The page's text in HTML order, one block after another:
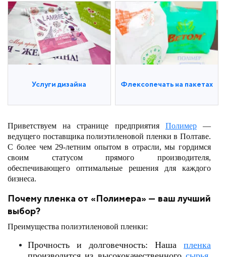
Услуги дизайна Флексопечать на пакетах
Приветствуем на странице предприятия Полимер—
ведущего поставщика полиэтиленовой пленки в Полтаве.
С более чем 29-летним опытом в отрасли, мы гордимся
своим статусом прямого производителя,
обеспечивающего оптимальные решения для каждого
бизнеса.
Почему пленка от «Полимера» — ваш лучший
выбор?
Преимущества полиэтиленовой пленки:
Прочность и долговечность: Наша пленка